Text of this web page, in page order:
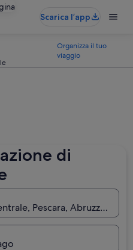
Scarica l’app
Organizza il tuo
viaggio
di
Pescara, Abruzzo, Italia